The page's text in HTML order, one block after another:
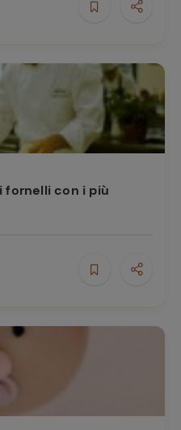
fornelli con i più